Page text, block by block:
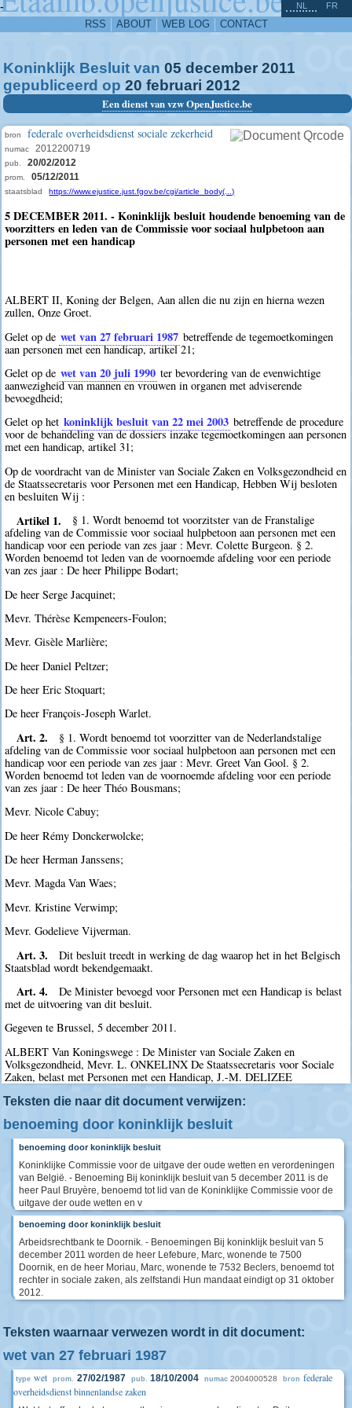
-
RSS ABOUT WEB LOG CONTACT
NL FR
Koninklijk Besluit van 05 december 2011
gepubliceerd op 20 februari 2012
Een dienst van vzw OpenJustice.be
bron federale overheidsdienst sociale zekerheid
numac 2012200719
pub. 20/02/2012
prom. 05/12/2011
staatsblad https://www.ejustice.just.fgov.be/cgi/article_body(...)
5 DECEMBER 2011. - Koninklijk besluit houdende benoeming van de
voorzitters en leden van de Commissie voor sociaal hulpbetoon aan
personen met een handicap
ALBERT II, Koning der Belgen, Aan allen die nu zijn en hierna wezen
zullen, Onze Groet.
Gelet op de wet van 27 februari 1987 betreffende de tegemoetkomingen
aan personen met een handicap, artikel 21;
Gelet op de wet van 20 juli 1990 ter bevordering van de evenwichtige
aanwezigheid van mannen en vrouwen in organen met adviserende
bevoegdheid;
Gelet op het koninklijk besluit van 22 mei 2003 betreffende de procedure
voor de behandeling van de dossiers inzake tegemoetkomingen aan personen
met een handicap, artikel 31;
Op de voordracht van de Minister van Sociale Zaken en Volksgezondheid en
de Staatssecretaris voor Personen met een Handicap, Hebben Wij besloten
en besluiten Wij :
Artikel 1.
§ 1. Wordt benoemd tot voorzitster van de Franstalige
afdeling van de Commissie voor sociaal hulpbetoon aan personen met een
handicap voor een periode van zes jaar : Mevr. Colette Burgeon. § 2.
Worden benoemd tot leden van de voornoemde afdeling voor een periode
van zes jaar : De heer Philippe Bodart;
De heer Serge Jacquinet;
Mevr. Thérèse Kempeneers-Foulon;
Mevr. Gisèle Marlière;
De heer Daniel Peltzer;
De heer Eric Stoquart;
De heer François-Joseph Warlet.
Art. 2.
§ 1. Wordt benoemd tot voorzitter van de Nederlandstalige
afdeling van de Commissie voor sociaal hulpbetoon aan personen met een
handicap voor een periode van zes jaar : Mevr. Greet Van Gool. § 2.
Worden benoemd tot leden van de voornoemde afdeling voor een periode
van zes jaar : De heer Théo Bousmans;
Mevr. Nicole Cabuy;
De heer Rémy Donckerwolcke;
De heer Herman Janssens;
Mevr. Magda Van Waes;
Mevr. Kristine Verwimp;
Mevr. Godelieve Vijverman.
Art. 3.
Dit besluit treedt in werking de dag waarop het in het Belgisch
Staatsblad wordt bekendgemaakt.
Art. 4.
De Minister bevoegd voor Personen met een Handicap is belast
met de uitvoering van dit besluit.
Gegeven te Brussel, 5 december 2011.
ALBERT Van Koningswege : De Minister van Sociale Zaken en
Volksgezondheid, Mevr. L. ONKELINX De Staatssecretaris voor Sociale
Zaken, belast met Personen met een Handicap, J.-M. DELIZEE
Teksten die naar dit document verwijzen:
benoeming door koninklijk besluit
benoeming door koninklijk besluit
Koninklijke Commissie voor de uitgave der oude wetten en verordeningen
van België. - Benoeming Bij koninklijk besluit van 5 december 2011 is de
heer Paul Bruyère, benoemd tot lid van de Koninklijke Commissie voor de
uitgave der oude wetten en v
benoeming door koninklijk besluit
Arbeidsrechtbank te Doornik. - Benoemingen Bij koninklijk besluit van 5
december 2011 worden de heer Lefebure, Marc, wonende te 7500
Doornik, en de heer Moriau, Marc, wonende te 7532 Beclers, benoemd tot
rechter in sociale zaken, als zelfstandi Hun mandaat eindigt op 31 oktober
2012.
Teksten waarnaar verwezen wordt in dit document:
wet van 27 februari 1987
type wet prom. 27/02/1987 pub. 18/10/2004 numac 2004000528 bron federale
overheidsdienst binnenlandse zaken
^